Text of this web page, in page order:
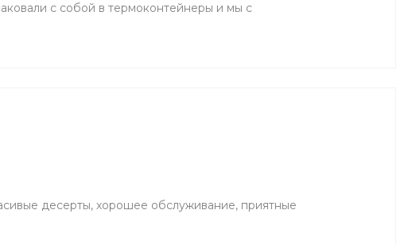
с собой в термоконтейнеры и мы с
десерты, хорошее обслуживание, приятные